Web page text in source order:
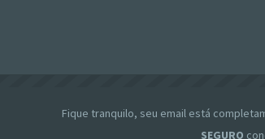
Fique tranquilo, seu email está
SEGURO